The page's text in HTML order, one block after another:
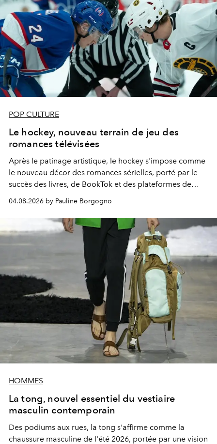
POP CULTURE
Le hockey, nouveau terrain de jeu des
romances télévisées
Après le patinage artistique, le hockey s'impose comme
le nouveau décor des romances sérielles, porté par le
succès des livres, de BookTok et des plateformes de
04.08.2026 by Pauline Borgogno
HOMMES
La tong, nouvel essentiel du vestiaire
masculin contemporain
Des podiums aux rues, la tong s'affirme comme la
chaussure masculine de l'été 2026, portée par une vision